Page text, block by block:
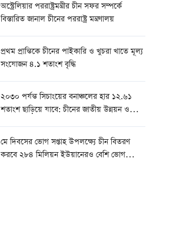
অস্ট্রেলিয়ার পররাষ্ট্রমন্ত্রীর চীন সফর সম্পর্কে
বিস্তারিত জানাল চীনের পররাষ্ট্র মন্ত্রণালয়
প্রথম প্রান্তিকে চীনের পাইকারি ও খুচরা খাতে মূল্য
সংযোজন ৪.১ শতাংশ বৃদ্ধি
২০৩০ পর্যন্ত সিচাংয়ের বনাঞ্চলের হার ১২.৬১
শতাংশ ছাড়িয়ে যাবে: চীনের জাতীয় উন্নয়ন ও
মে দিবসের ভোগ সপ্তাহ উপলক্ষ্যে চীন বিতরণ
করবে ২৮৪ মিলিয়ন ইউয়ানেরও বেশি ভোগ